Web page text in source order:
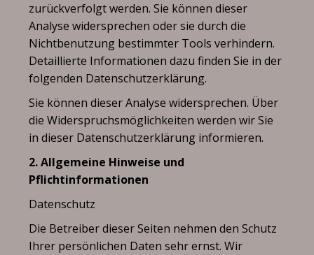
zurückverfolgt werden. Sie können dieser
Analyse widersprechen oder sie durch die
Nichtbenutzung bestimmter Tools verhindern.
Detaillierte Informationen dazu finden Sie in der
folgenden Datenschutzerklärung.
Sie können dieser Analyse widersprechen. Über
die Widerspruchsmöglichkeiten werden wir Sie
in dieser Datenschutzerklärung informieren.
2. Allgemeine Hinweise und
Pflichtinformationen
Datenschutz
Die Betreiber dieser Seiten nehmen den Schutz
Ihrer persönlichen Daten sehr ernst. Wir